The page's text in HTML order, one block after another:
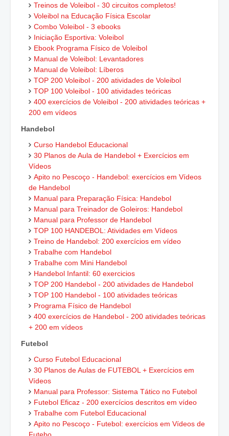
Treinos de Voleibol - 30 circuitos completos!
Voleibol na Educação Física Escolar
Combo Voleibol - 3 ebooks
Iniciação Esportiva: Voleibol
Ebook Programa Físico de Voleibol
Manual de Voleibol: Levantadores
Manual de Voleibol: Líberos
TOP 200 Voleibol - 200 atividades de Voleibol
TOP 100 Voleibol - 100 atividades teóricas
400 exercícios de Voleibol - 200 atividades teóricas +
200 em vídeos
Handebol
Curso Handebol Educacional
30 Planos de Aula de Handebol + Exercícios em
Vídeos
Apito no Pescoço - Handebol: exercícios em Vídeos
de Handebol
Manual para Preparação Física: Handebol
Manual para Treinador de Goleiros: Handebol
Manual para Professor de Handebol
TOP 100 HANDEBOL: Atividades em Vídeos
Treino de Handebol: 200 exercícios em vídeo
Trabalhe com Handebol
Trabalhe com Mini Handebol
Handebol Infantil: 60 exercicios
TOP 200 Handebol - 200 atividades de Handebol
TOP 100 Handebol - 100 atividades teóricas
Programa Físico de Handebol
400 exercícios de Handebol - 200 atividades teóricas
+ 200 em vídeos
Futebol
Curso Futebol Educacional
30 Planos de Aulas de FUTEBOL + Exercícios em
Vídeos
Manual para Professor: Sistema Tático no Futebol
Futebol Eficaz - 200 exercícios descritos em vídeo
Trabalhe com Futebol Educacional
Apito no Pescoço - Futebol: exercícios em Vídeos de